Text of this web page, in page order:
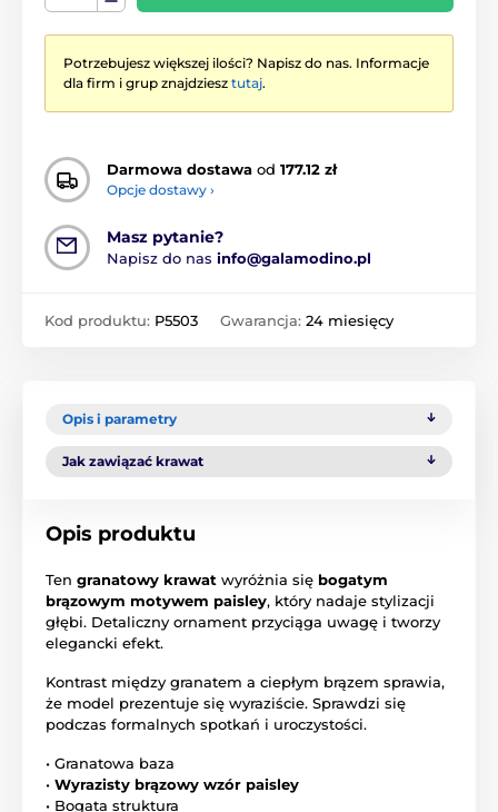
Potrzebujesz większej ilości? Napisz do nas. Informacje
dla firm i grup znajdziesz tutaj.
Darmowa dostawa od 177.12 zł
Opcje dostawy ›
Masz pytanie?
Napisz do nas info@galamodino.pl
Kod produktu: P5503 Gwarancja: 24 miesięcy
Opis i parametry
Jak zawiązać krawat
Opis produktu
Ten granatowy krawat wyróżnia się bogatym
brązowym motywem paisley, który nadaje stylizacji
głębi. Detaliczny ornament przyciąga uwagę i tworzy
elegancki efekt.
Kontrast między granatem a ciepłym brązem sprawia,
że model prezentuje się wyraziście. Sprawdzi się
podczas formalnych spotkań i uroczystości.
• Granatowa baza
• Wyrazisty brązowy wzór paisley
• Bogata struktura